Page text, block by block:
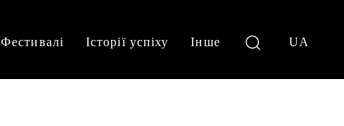
Фестивалі Історії успіху Інше UA